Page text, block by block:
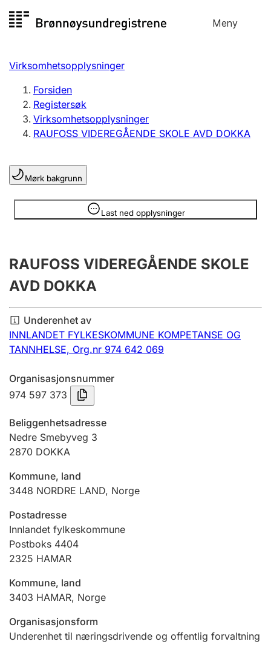
til
Meny
Registersøk
Aksjeselskap
Enkeltpersonforetak
Registrere, endre, slette
Lag og forening
Registrere, endre, slette
Årsregnskap
Innsending og forsinkelsesgebyr
Tinglysing
Jeger
Ektepaktveileder
Andre tema
Virksomhetsopplysninger
Forsiden
Registersøk
Virksomhetsopplysninger
RAUFOSS VIDEREGÅENDE SKOLE AVD DOKKA
Mørk bakgrunn
Last ned opplysninger
Opplysninger er skjult
RAUFOSS VIDEREGÅENDE SKOLE
AVD DOKKA
Underenhet av
INNLANDET FYLKESKOMMUNE KOMPETANSE OG
TANNHELSE, Org.nr 974 642 069
Organisasjonsnummer
974 597 373
Beliggenhetsadresse
Nedre Smebyveg 3
2870 DOKKA
Kommune, land
3448 NORDRE LAND, Norge
Postadresse
Innlandet fylkeskommune
Postboks 4404
2325 HAMAR
Kommune, land
3403 HAMAR, Norge
Organisasjonsform
Underenhet til næringsdrivende og offentlig forvaltning